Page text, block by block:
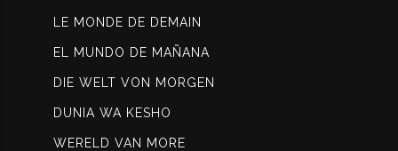
LE MONDE DE DEMAIN
EL MUNDO DE MAÑANA
DIE WELT VON MORGEN
DUNIA WA KESHO
WERELD VAN MORE